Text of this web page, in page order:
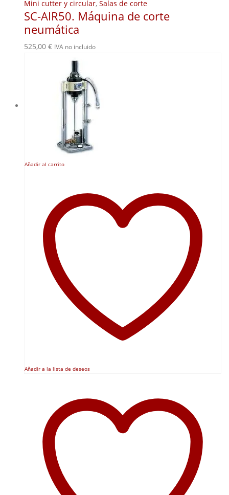
Mini cutter y circular, Salas de corte
SC-AIR50. Máquina de corte
neumática
525,00 € IVA no incluido
Añadir al carrito
Añadir a la lista de deseos